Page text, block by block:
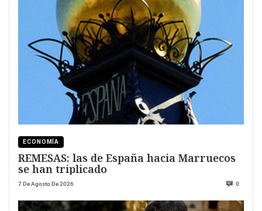
ECONOMÍA
REMESAS: las de España hacia Marruecos
se han triplicado
7 De Agosto De 2026 0